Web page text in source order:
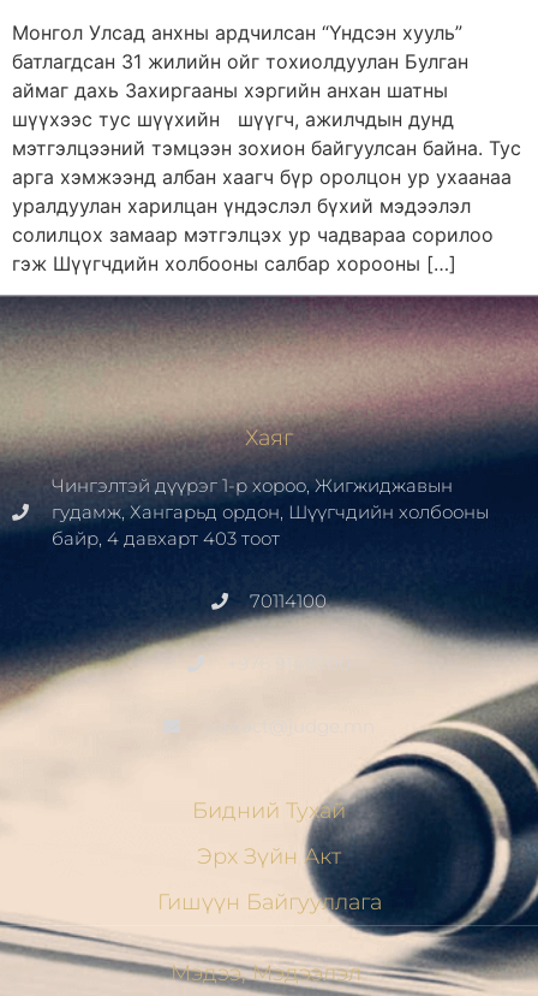
Монгол Улсад анхны ардчилсан “Үндсэн хууль”
батлагдсан 31 жилийн ойг тохиолдуулан Булган
аймаг дахь Захиргааны хэргийн анхан шатны
шүүхээс тус шүүхийн шүүгч, ажилчдын дунд
мэтгэлцээний тэмцээн зохион байгуулсан байна. Тус
арга хэмжээнд албан хаагч бүр оролцон ур ухаанаа
уралдуулан харилцан үндэслэл бүхий мэдээлэл
солилцох замаар мэтгэлцэх ур чадвараа сорилоо
гэж Шүүгчдийн холбооны салбар хорооны […]
Хаяг
Чингэлтэй дүүрэг 1-р хороо, Жигжиджавын
гудамж, Хангарьд ордон, Шүүгчдийн холбооны
байр, 4 давхарт 403 тоот
70114100
contact@judge.mn
Бидний Тухай
Эрх Зүйн Акт
Гишүүн Байгууллага
Мэдээ, Мэдээлэл